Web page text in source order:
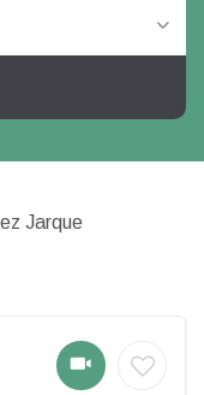
Jarque